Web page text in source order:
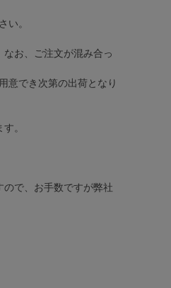
い。
お、ご注文が混み合っ
意でき次第の出荷となり
。
で、お手数ですが弊社